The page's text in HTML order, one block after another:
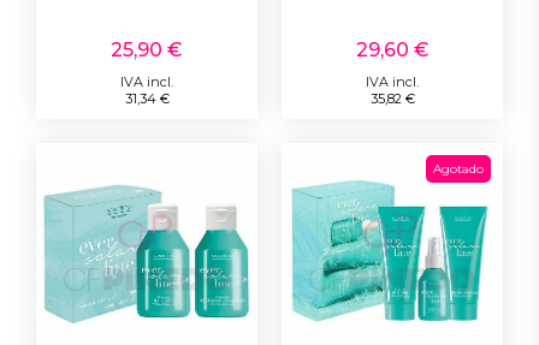
25,90 €
IVA incl.
31,34 €
29,60 €
IVA incl.
35,82 €
Agotado